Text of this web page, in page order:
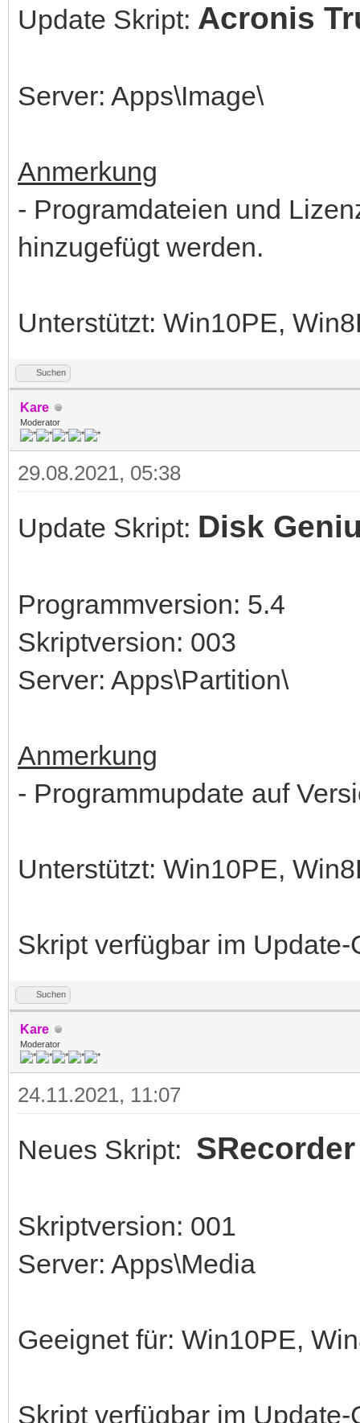
Update Skript: Acronis
Server: Apps\Image\
Anmerkung
- Programdateien und
hinzugefügt werden.
Unterstützt: Win10PE,
Suchen
Kare
Moderator
29.08.2021, 05:38
Update Skript: Disk
Programmversion: 5.4
Skriptversion: 003
Server: Apps\Partition\
Anmerkung
- Programmupdate auf
Unterstützt: Win10PE,
Skript verfügbar im Update-
Suchen
Kare
Moderator
24.11.2021, 11:07
Neues Skript: SRecorder
Skriptversion: 001
Server: Apps\Media
Geeignet für: Win10PE,
Skript verfügbar im Update-